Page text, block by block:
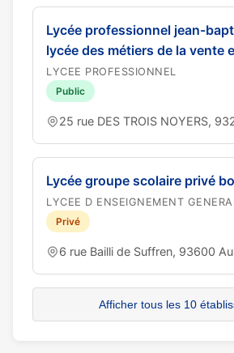
Lycée professionnel jean-
lycée des métiers de la vente
LYCEE PROFESSIONNEL
Public
25 rue DES TROIS NOYERS,
Lycée groupe scolaire privé
LYCEE D ENSEIGNEMENT
Privé
6 rue Bailli de Suffren, 93600
Afficher tous les 10